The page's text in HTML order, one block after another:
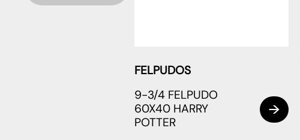
FELPUDOS
9-3/4 FELPUDO
60X40 HARRY
POTTER